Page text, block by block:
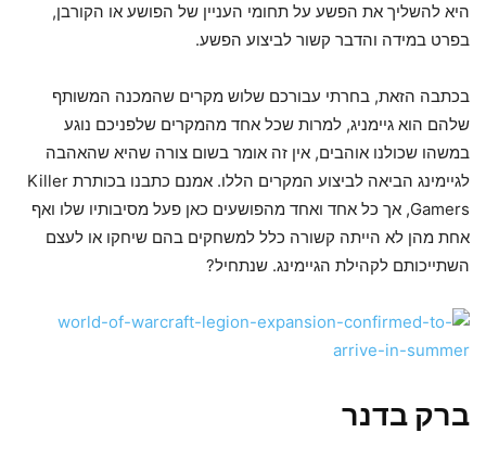
היא להשליך את הפשע על תחומי העניין של הפושע או הקורבן,
בפרט במידה והדבר קשור לביצוע הפשע.
בכתבה הזאת, בחרתי עבורכם שלוש מקרים שהמכנה המשותף
שלהם הוא גיימניג, למרות שכל אחד מהמקרים שלפניכם נוגע
במשהו שכולנו אוהבים, אין זה אומר בשום צורה שהיא שהאהבה
לגיימינג הביאה לביצוע המקרים הללו. אמנם כתבנו בכותרת Killer
Gamers, אך כל אחד ואחד מהפושעים כאן פעל מסיבותיו שלו ואף
אחת מהן לא הייתה קשורה כלל למשחקים בהם שיחקו או לעצם
השתייכותם לקהילת הגיימינג. שנתחיל?
ברק בדנר